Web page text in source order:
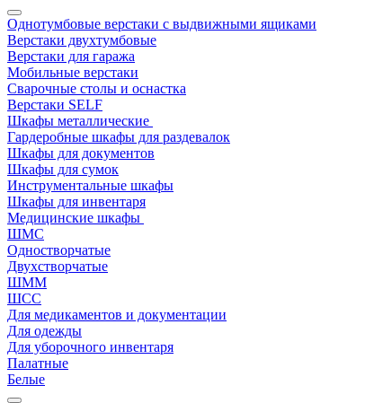
Однотумбовые верстаки с выдвижными ящиками
Верстаки двухтумбовые
Верстаки для гаража
Мобильные верстаки
Сварочные столы и оснастка
Верстаки SELF
Шкафы металлические
Гардеробные шкафы для раздевалок
Шкафы для документов
Шкафы для сумок
Инструментальные шкафы
Шкафы для инвентаря
Медицинские шкафы
ШМС
Одностворчатые
Двухстворчатые
ШММ
ШСС
Для медикаментов и документации
Для одежды
Для уборочного инвентаря
Палатные
Белые